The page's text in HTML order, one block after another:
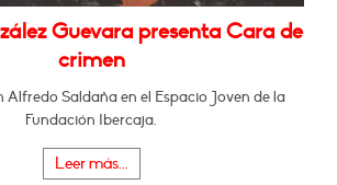
Guevara presenta Cara de
crimen
Alfredo Saldaña en el Espacio Joven de la
Fundación Ibercaja.
Leer más...